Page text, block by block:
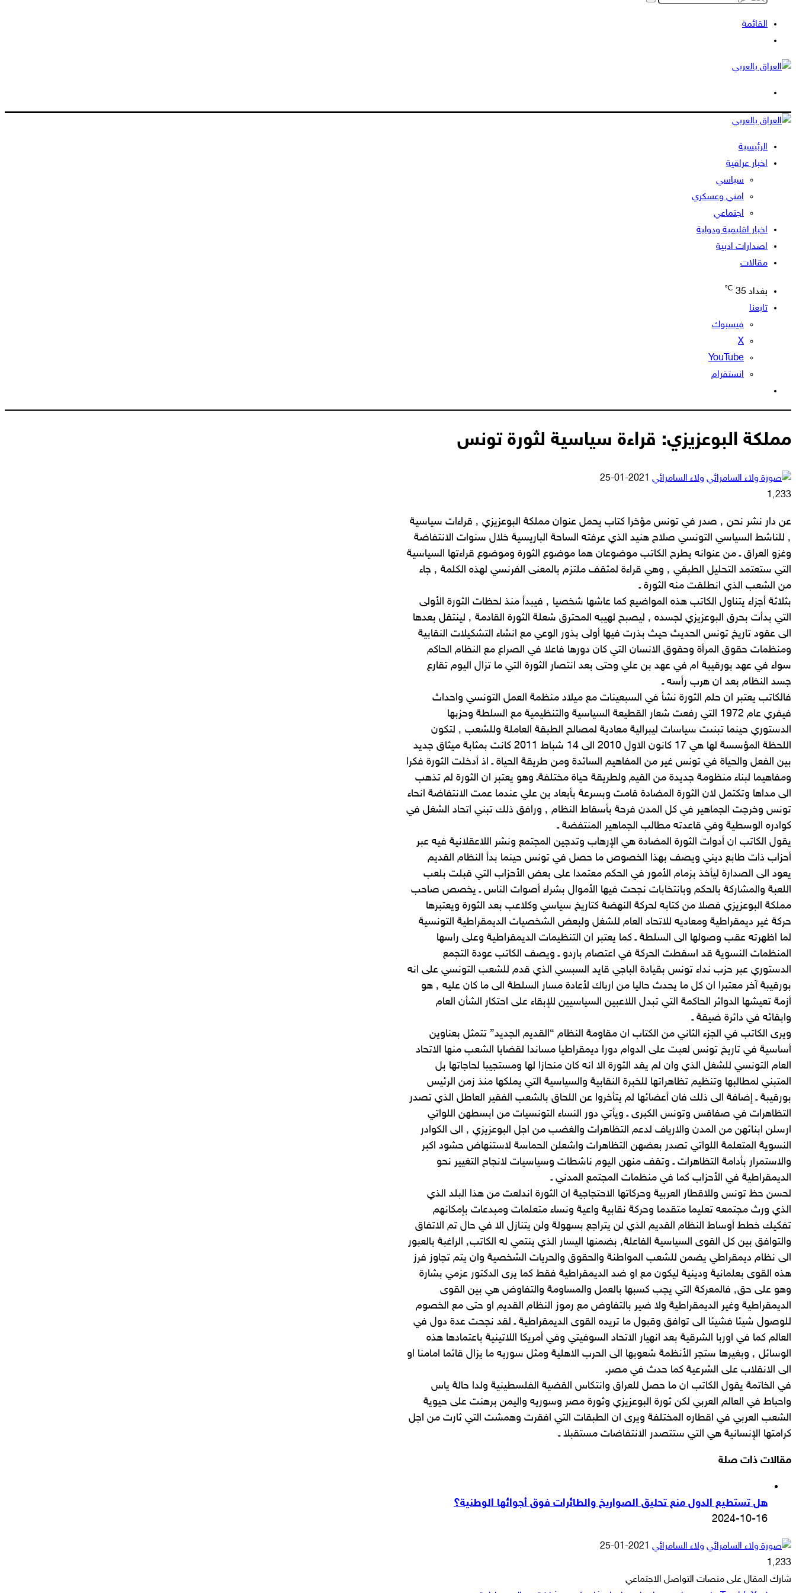
بحث
القائمة
المظلم
الرئيسية
اخبار عراقية
سياسي
امني وعسكري
اجتماعي
اخبار اقليمية ودولية
اصدارات ادبية
مقالات
بغداد 35
℃
تابعنا
فيسبوك
‫X
‫YouTube
انستقرام
المظلم
مملكة البوعزيزي: قراءة سياسية لثورة تونس
ولاء السامرائي أرسل
2021-01-25
1٬233
عن دار نشر نحن ٬ صدر في تونس مؤخرا كتاب يحمل عنوان مملكة البوعزيزي ٬ قراءات سياسية
٬ للناشط السياسي التونسي صلاح هنيد الذي عرفته الساحة الباريسية خلال سنوات الانتفاضة
وغزو العراق ـ من عنوانه يطرح الكاتب موضوعان هما موضوع الثورة وموضوع قراءتها السياسية
التي ستعتمد التحليل الطبقي ٬ وهي قراءة لمثقف ملتزم بالمعنى الفرنسي لهذه الكلمة ٬ جاء
من الشعب الذي انطلقت منه الثورة ـ
بثلاثة أجزاء يتناول الكاتب هذه المواضيع كما عاشها شخصيا ٬ فيبدأ منذ لحظات الثورة الأولى
التي بدأت بحرق البوعزيزي لجسده ٬ ليصبح لهيبه المحترق شعلة الثورة القادمة ٬ لينتقل بعدها
الى عقود تاريخ تونس الحديث حيث بذرت فيها أولى بذور الوعي مع انشاء التشكيلات النقابية
ومنظمات حقوق المرأة وحقوق الانسان التي كان دورها فاعلا في الصراع مع النظام الحاكم
سواء في عهد بورقيبة ام في عهد بن علي وحتى بعد انتصار الثورة التي ما تزال اليوم تقارع
جسد النظام بعد ان هرب رأسه ـ
فالكاتب يعتبر ان حلم الثورة نشأ في السبعينات مع ميلاد منظمة العمل التونسي واحداث
فيفري عام 1972 التي رفعت شعار القطيعة السياسية والتنظيمية مع السلطة وحزبها
الدستوري حينما تبنىت سياسات ليبرالية معادية لمصالح الطبقة العاملة وللشعب ٬ لتكون
اللحظة المؤسسة لها هي 17 كانون الاول 2010 الى 14 شباط 2011 كانت بمثابة ميثاق جديد
بين الفعل والحياة في تونس غير من المفاهيم السائدة ومن طريقة الحياة ـ اذ أدخلت الثورة فكرا
ومفاهيما لبناء منظومة جديدة من القيم ولطريقة حياة مختلفةـ وهو يعتبر ان الثورة لم تذهب
الى مداها وتكتمل لان الثورة المضادة قامت وبسرعة بأبعاد بن علي عندما عمت الانتفاضة انحاء
تونس وخرجت الجماهير في كل المدن فرحة بأسقاط النظام ٬ ورافق ذلك تبني اتحاد الشغل في
كوادره الوسطية وفي قاعدته مطالب الجماهير المنتفضة ـ
يقول الكاتب ان أدوات الثورة المضادة هي الإرهاب وتدجين المجتمع ونشر اللاعقلانية فيه عبر
أحزاب ذات طابع ديني ويصف بهذا الخصوص ما حصل في تونس حينما بدأ النظام القديم
يعود الى الصدارة ليأخذ بزمام الأمور في الحكم معتمدا على بعض الأحزاب التي قبلت بلعب
اللعبة والمشاركة بالحكم وبانتخابات نجحت فيها الأموال بشراء أصوات الناس ـ يخصص صاحب
مملكة البوعزيزي فصلا من كتابه لحركة النهضة كتاريخ سياسي وكلاعب بعد الثورة ويعتبرها
حركة غير ديمقراطية ومعاديه للاتحاد العام للشغل ولبعض الشخصيات الديمقراطية التونسية
لما اظهرته عقب وصولها الى السلطة ـ كما يعتبر ان التنظيمات الديمقراطية وعلى راسها
المنظمات النسوية قد اسقطت الحركة في اعتصام باردو ـ ويصف الكاتب عودة التجمع
الدستوري عبر حزب نداء تونس بقيادة الباجي قايد السبسي الذي قدم للشعب التونسي على انه
بورقيبة آخر معتبرا ان كل ما يحدث حاليا من ارباك لأعادة مسار السلطة الى ما كان عليه ٬ هو
أزمة تعيشها الدوائر الحاكمة التي تبدل اللاعبين السياسيين للإبقاء على احتكار الشأن العام
وابقائه في دائرة ضيقة ـ
ويرى الكاتب في الجزء الثاني من الكتاب ان مقاومة النظام “القديم الجديد” تتمثل بعناوين
أساسية في تاريخ تونس لعبت على الدوام دورا ديمقراطيا مساندا لقضايا الشعب منها الاتحاد
العام التونسي للشغل الذي وان لم يقد الثورة الا انه كان منحازا لها ومستجيبا لحاجاتها بل
المتبني لمطالبها وتنظيم تظاهراتها للخبرة النقابية والسياسية التي يملكها منذ زمن الرئيس
بورقيبة ـ إضافة الى ذلك فان أعضائها لم يتأخروا عن اللحاق بالشعب الفقير العاطل الذي تصدر
التظاهرات في صفاقس وتونس الكبرى ـ ويأتي دور النساء التونسيات من ابسطهن اللواتي
ارسلن ابنائهن من المدن والارياف لدعم التظاهرات والغضب من اجل البوعزيزي ٬ الى الكوادر
النسوية المتعلمة اللواتي تصدر بعضهن التظاهرات واشعلن الحماسة لاستنهاض حشود اكبر
والاستمرار بأدامة التظاهرات ـ وتقف منهن اليوم ناشطات وسياسيات لانجاح التغيير نحو
الديمقراطية في الأحزاب كما في منظمات المجتمع المدني ـ
لحسن حظ تونس وللاقطار العربية وحركاتها الاحتجاجية ان الثورة اندلعت من هذا البلد الذي
الذي ورث مجتمعه تعليما متقدما وحركة نقابية واعية ونساء متعلمات ومبدعات بإمكانهم
تفكيك خطط أوساط النظام القديم الذي لن يتراجع بسهولة ولن يتنازل الا في حال تم الاتفاق
والتوافق بين كل القوى السياسية الفاعلة٬ بضمنها اليسار الذي ينتمي له الكاتب٬ الراغبة بالعبور
الى نظام ديمقراطي يضمن للشعب المواطنة والحقوق والحريات الشخصية وان يتم تجاوز فرز
هذه القوى بعلمانية ودينية ليكون مع او ضد الديمقراطية فقط كما يرى الدكتور عزمي بشارة
وهو على حق٬ فالمعركة التي يجب كسبها بالعمل والمساومة والتفاوض هي بين القوى
الديمقراطية وغير الديمقراطية ولا ضير بالتفاوض مع رموز النظام القديم او حتى مع الخصوم
للوصول شيئا فشيئا الى توافق وقبول ما تريده القوى الديمقراطية ـ لقد نجحت عدة دول في
العالم كما في اوربا الشرقية بعد انهيار الاتحاد السوفيتي وفي أمريكا اللاتينية باعتمادها هذه
الوسائل ٬ وبغيرها ستجر الأنظمة شعوبها الى الحرب الاهلية ومثل سوريه ما يزال قائما امامنا او
الى الانقلاب على الشرعية كما حدث في مصرـ
في الخاتمة يقول الكاتب ان ما حصل للعراق وانتكاس القضية الفلسطينية ولدا حالة ياس
واحباط في العالم العربي لكن ثورة البوعزيزي وثورة مصر وسوريه واليمن برهنت على حيوية
الشعب العربي في اقطاره المختلفة ويرى ان الطبقات التي افقرت وهمشت التي ثارت من اجل
كرامتها الإنسانية هي التي ستتصدر الانتفاضات مستقبلا ـ
مقالات ذات صلة
هل تستطيع الدول منع تحليق الصواريخ والطائرات فوق أجوائها الوطنية؟
2024-10-16
ولاء السامرائي أرسل
إلكترونيا
2021-01-25
1٬233
شارك المقال على منصات التواصل الاجتماعي